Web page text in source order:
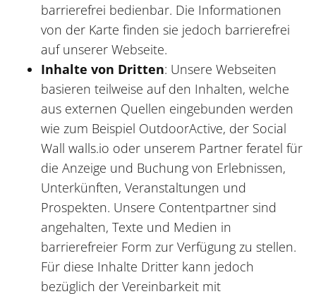
barrierefrei bedienbar. Die Informationen
von der Karte finden sie jedoch barrierefrei
auf unserer Webseite.
Inhalte von Dritten: Unsere Webseiten
basieren teilweise auf den Inhalten, welche
aus externen Quellen eingebunden werden
wie zum Beispiel OutdoorActive, der Social
Wall walls.io oder unserem Partner feratel für
die Anzeige und Buchung von Erlebnissen,
Unterkünften, Veranstaltungen und
Prospekten. Unsere Contentpartner sind
angehalten, Texte und Medien in
barrierefreier Form zur Verfügung zu stellen.
Für diese Inhalte Dritter kann jedoch
bezüglich der Vereinbarkeit mit